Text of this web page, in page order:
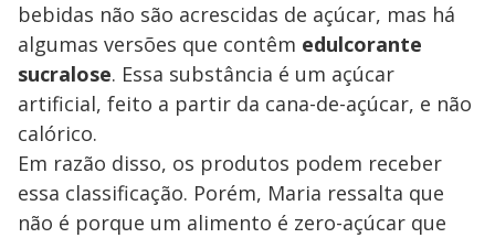
bebidas não são acrescidas de açúcar, mas há
algumas versões que contêm edulcorante
sucralose. Essa substância é um açúcar
artificial, feito a partir da cana-de-açúcar, e não
calórico.
Em razão disso, os produtos podem receber
essa classificação. Porém, Maria ressalta que
não é porque um alimento é zero-açúcar que